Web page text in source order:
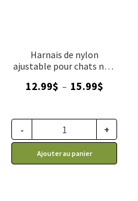
Harnais de nylon
ajustable pour chats noir
12.99$ – 15.99$Plage
12.99$
à
- +
Ajouter au panier